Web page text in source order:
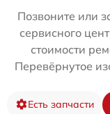
Позвоните или
сервисного
стоимости
Перевёрнутое
Есть запчасти